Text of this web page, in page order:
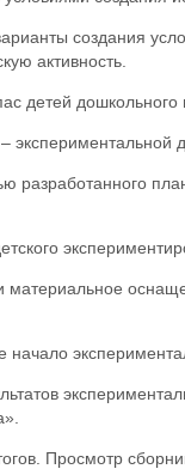
создания
активность.
детей
экспериментальной
Просмотр